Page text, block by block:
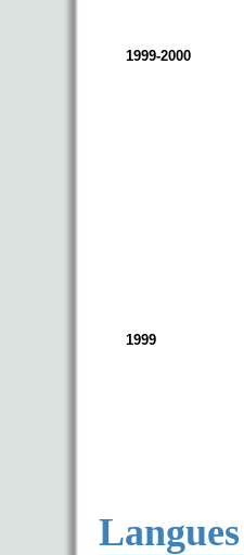
1999-2000
1999